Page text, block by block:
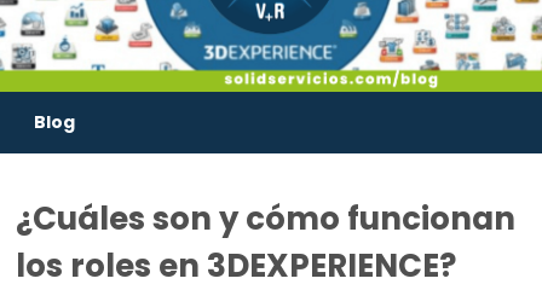
Blog
¿Cuáles son y cómo funcionan
los roles en 3DEXPERIENCE?